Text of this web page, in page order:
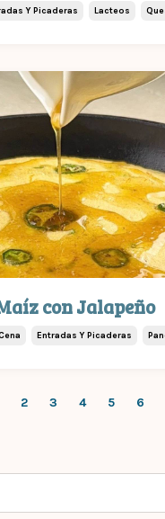
Y Picaderas Lacteos
con Jalapeño
Entradas Y Picaderas
2 3 4 5 6